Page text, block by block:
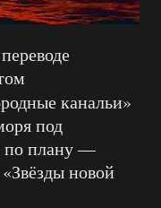
канальи»
под
по плану —
новой